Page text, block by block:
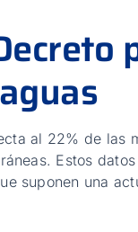
al 22% de las
Estos
suponen una